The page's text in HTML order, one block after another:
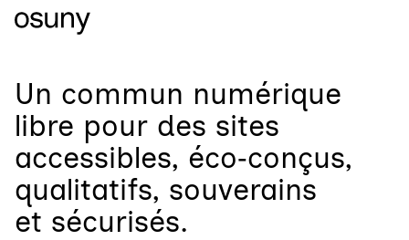
Un commun numérique
libre pour des sites
accessibles, éco‑conçus,
qualitatifs, souverains
et sécurisés.